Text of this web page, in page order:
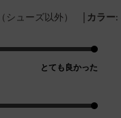
シューズ以外） | カラー:
とても良かった